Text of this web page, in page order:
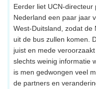
Eerder liet UCN-
Nederland een paar jaar
West-Duitsland, zodat de
uit de bus zullen komen.
juist en mede
slechts weinig informatie
is men gedwongen veel
de partners en